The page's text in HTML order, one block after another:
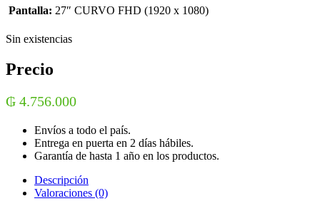
 Pantalla: 27″ CURVO FHD (1920 x 1080)
Sin existencias
Precio
₲ 4.756.000
Envíos a todo el país.
Entrega en puerta en 2 días hábiles.
Garantía de hasta 1 año en los productos.
Descripción
Valoraciones (0)